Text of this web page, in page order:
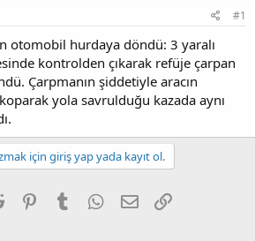
#1
otomobil hurdaya döndü: 3 yaralı
kontrolden çıkarak refüje çarpan
Çarpmanın şiddetiyle aracın
yola savrulduğu kazada aynı
için giriş yap yada kayıt ol.
Reddit PinterestTumblr WhatsApp
E-posta